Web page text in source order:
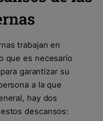
trabajan en
que es necesario
garantizar su
a la que
hay dos
descansos: